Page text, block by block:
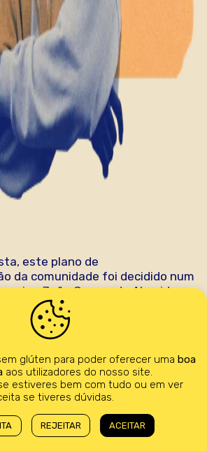
este plano de
da comunidade foi decidido num
amigo João Gomes de Almeida,
de comunicação. O mesmo
obraA Nova Direita Antissistema
(2020, Almedina), assinada pelo
de Lisboa, Riccardo
de Gomes de Almeida, a
como rastilho da campanha
glúten para poder oferecer uma boa
aos utilizadores do nosso site.
estiveres bem com tudo ou em ver
se tiveres dúvidas.
REJEITAR ACEITAR